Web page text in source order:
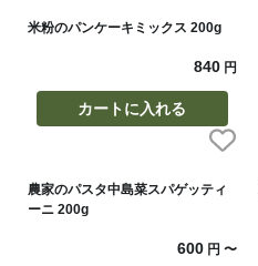
米粉のパンケーキミックス 200g
840円
カートに入れる
農家のパスタ中島菜スパゲッティ
ーニ 200g
600円 〜